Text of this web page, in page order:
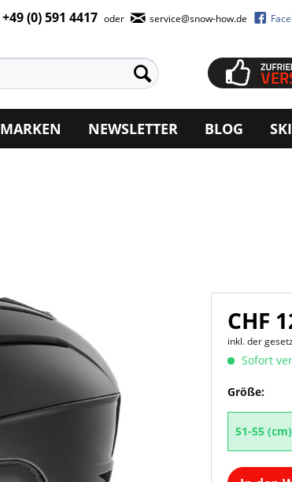
+49 (0) 591 4417 oder service@snow-how.de
MARKEN NEWSLETTER BLOG
CHF
inkl. der
Sofort
Größe:
51-55 (cm)